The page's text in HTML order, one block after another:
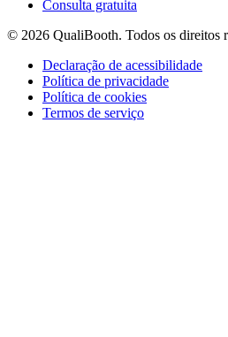
Consulta gratuita
© 2026 QualiBooth. Todos os direitos
Declaração de acessibilidade
Política de privacidade
Política de cookies
Termos de serviço